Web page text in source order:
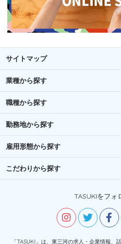
サイトマップ
業種から探す
職種から探す
勤務地から探す
雇用形態から探す
こだわりから探す
TASUKIをフォ
「TASUKI」は、東三河の求人・企業情報、